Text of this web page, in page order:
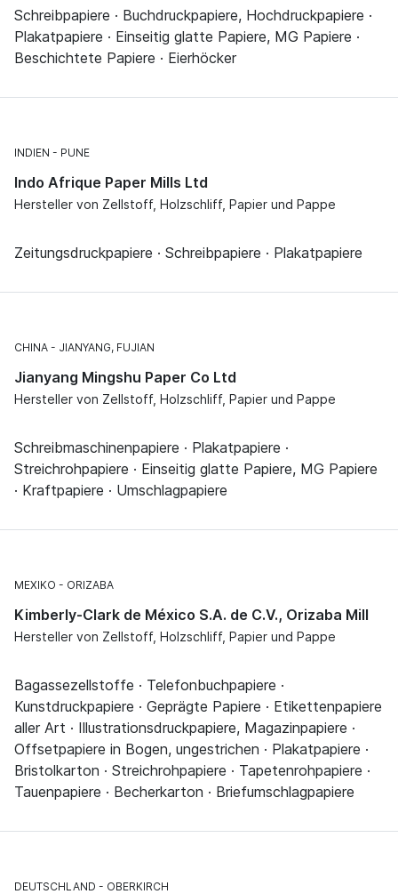
Schreibpapiere · Buchdruckpapiere, Hochdruckpapiere ·
Plakatpapiere · Einseitig glatte Papiere, MG Papiere ·
Beschichtete Papiere · Eierhöcker
INDIEN PUNE
Indo Afrique Paper Mills Ltd
Hersteller von Zellstoff, Holzschliff, Papier und Pappe
Zeitungsdruckpapiere · Schreibpapiere · Plakatpapiere
CHINA JIANYANG, FUJIAN
Jianyang Mingshu Paper Co Ltd
Hersteller von Zellstoff, Holzschliff, Papier und Pappe
Schreibmaschinenpapiere · Plakatpapiere ·
Streichrohpapiere · Einseitig glatte Papiere, MG Papiere
· Kraftpapiere · Umschlagpapiere
MEXIKO ORIZABA
Kimberly-Clark de México S.A. de C.V., Orizaba Mill
Hersteller von Zellstoff, Holzschliff, Papier und Pappe
Bagassezellstoffe · Telefonbuchpapiere ·
Kunstdruckpapiere · Geprägte Papiere · Etikettenpapiere
aller Art · Illustrationsdruckpapiere, Magazinpapiere ·
Offsetpapiere in Bogen, ungestrichen · Plakatpapiere ·
Bristolkarton · Streichrohpapiere · Tapetenrohpapiere ·
Tauenpapiere · Becherkarton · Briefumschlagpapiere
DEUTSCHLAND OBERKIRCH